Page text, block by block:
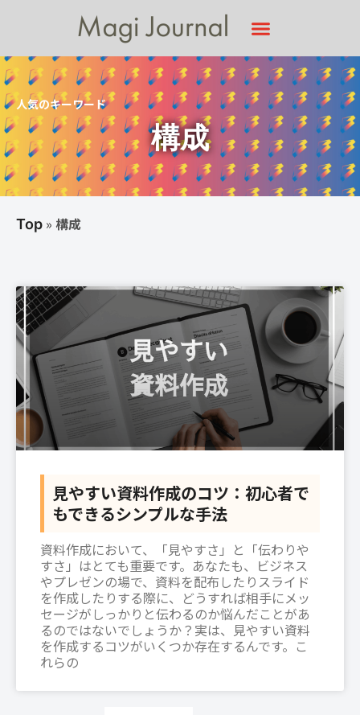
人気のキーワード
構成
Top » 構成
見やすい資料作成のコツ：初心者で
もできるシンプルな手法
資料作成において、「見やすさ」と「伝わりや
すさ」はとても重要です。あなたも、ビジネス
やプレゼンの場で、資料を配布したりスライド
を作成したりする際に、どうすれば相手にメッ
セージがしっかりと伝わるのか悩んだことがあ
るのではないでしょうか？実は、見やすい資料
を作成するコツがいくつか存在するんです。こ
れらの